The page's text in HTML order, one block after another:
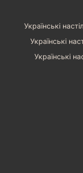
Українські
Українські
Українські